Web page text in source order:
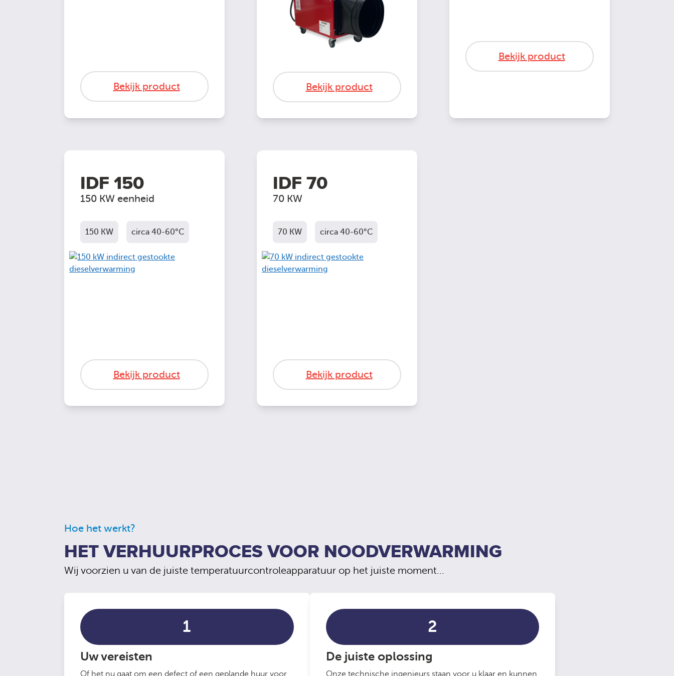
Bekijk product Bekijk product
Bekijk product
IDF 150
150 KW eenheid
150 KW circa 40-60°C
Bekijk product
IDF 70
70 KW
70 KW circa 40-60°C
Bekijk product
Hoe het werkt?
HET VERHUURPROCES VOOR NOODVERWARMING
Wij voorzien u van de juiste temperatuurcontroleapparatuur op het juiste moment...
1
Uw vereisten
Of het nu gaat om een ​​defect of een geplande huur voor
2
De juiste oplossing
Onze technische ingenieurs staan ​​voor u klaar en kunnen